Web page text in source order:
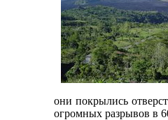
они покрылись
огромных разрывов в